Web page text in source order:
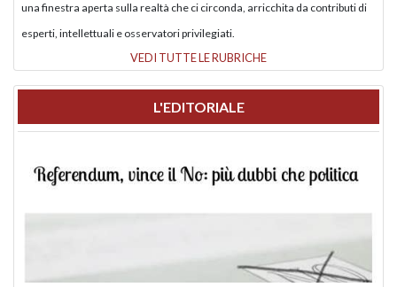
una finestra aperta sulla realtà che ci circonda, arricchita da contributi di
esperti, intellettuali e osservatori privilegiati.
VEDI TUTTE LE RUBRICHE
L'EDITORIALE